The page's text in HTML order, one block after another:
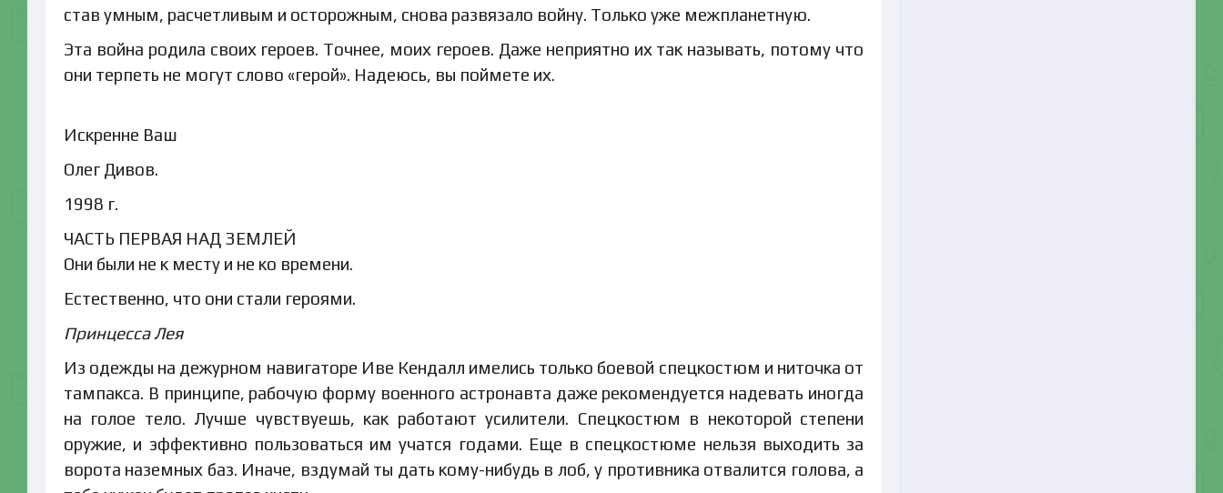
став умным, расчетливым и осторожным, снова развязало войну. Только уже межпланетную.
Эта война родила своих героев. Точнее, моих героев. Даже неприятно их так называть, потому что
они терпеть не могут слово «герой». Надеюсь, вы поймете их.
Искренне Ваш
Олег Дивов.
1998 г.
ЧАСТЬ ПЕРВАЯ НАД ЗЕМЛЕЙ
Они были не к месту и не ко времени.
Естественно, что они стали героями.
Принцесса Лея
Из одежды на дежурном навигаторе Иве Кендалл имелись только боевой спецкостюм и ниточка от
тампакса. В принципе, рабочую форму военного астронавта даже рекомендуется надевать иногда
на голое тело. Лучше чувствуешь, как работают усилители. Спецкостюм в некоторой степени
оружие, и эффективно пользоваться им учатся годами. Еще в спецкостюме нельзя выходить за
ворота наземных баз. Иначе, вздумай ты дать кому-нибудь в лоб, у противника отвалится голова, а